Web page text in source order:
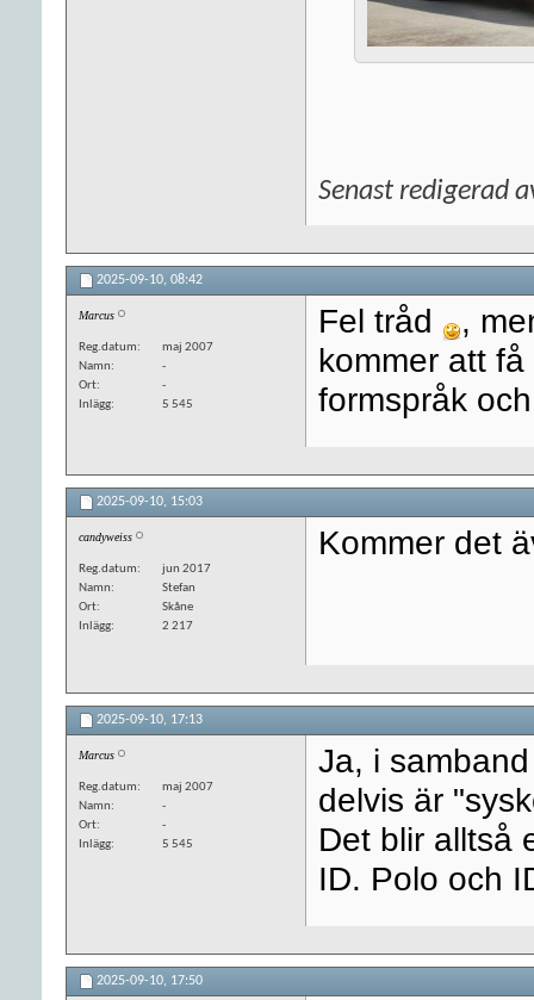
Senast redigerad
2025-09-10, 08:42
Marcus
Reg.datum
maj 2007
Namn
-
Ort
-
Inlägg
5 545
Fel tråd
,
kommer att
formspråk
2025-09-10, 15:03
candyweiss
Reg.datum
jun 2017
Namn
Stefan
Ort
Skåne
Inlägg
2 217
Kommer det
2025-09-10, 17:13
Marcus
Reg.datum
maj 2007
Namn
-
Ort
-
Inlägg
5 545
Ja, i
delvis är
Det blir alltså
ID. Polo och
2025-09-10, 17:50